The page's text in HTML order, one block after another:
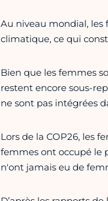
Au niveau mondial,
climatique, ce qui
Bien que les femmes
restent encore sous-
ne sont pas intégrées
Lors de la COP26, les
femmes ont occupé le
n'ont jamais eu de